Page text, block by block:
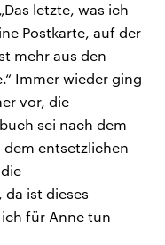
letzte, was ich
Postkarte, auf der
mehr aus den
Immer wieder ging
vor, die
sei nach dem
entsetzlichen
ist dieses
für Anne tun